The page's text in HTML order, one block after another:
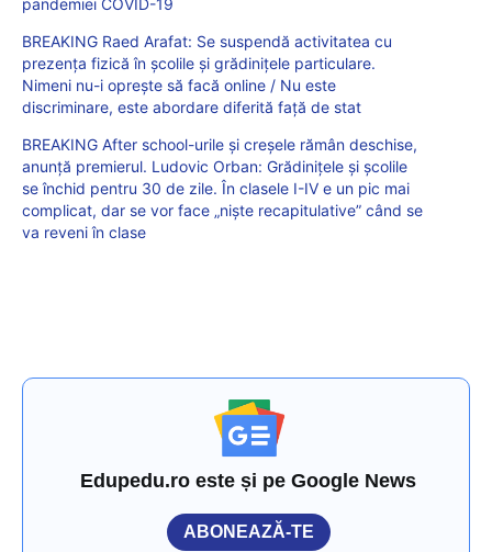
pandemiei COVID-19
BREAKING Raed Arafat: Se suspendă activitatea cu
prezența fizică în școlile și grădinițele particulare.
Nimeni nu-i oprește să facă online / Nu este
discriminare, este abordare diferită față de stat
BREAKING After school-urile și creșele rămân deschise,
anunță premierul. Ludovic Orban: Grădinițele și școlile
se închid pentru 30 de zile. În clasele I-IV e un pic mai
complicat, dar se vor face „niște recapitulative” când se
va reveni în clase
Edupedu.ro este și pe Google News
ABONEAZĂ-TE